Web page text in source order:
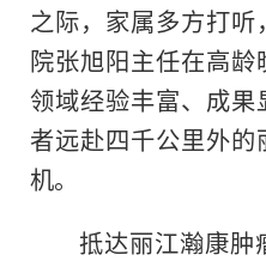
之际，家属多方打
院张旭阳主任在高
领域经验丰富、成
者远赴四千公里外
机。
抵达丽江瀚康肿